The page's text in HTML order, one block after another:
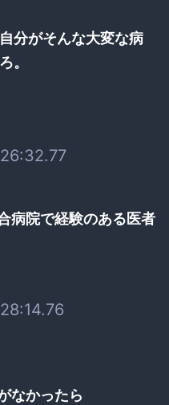
分がそんな大変な病
。
病院で経験のある医者
なかったら